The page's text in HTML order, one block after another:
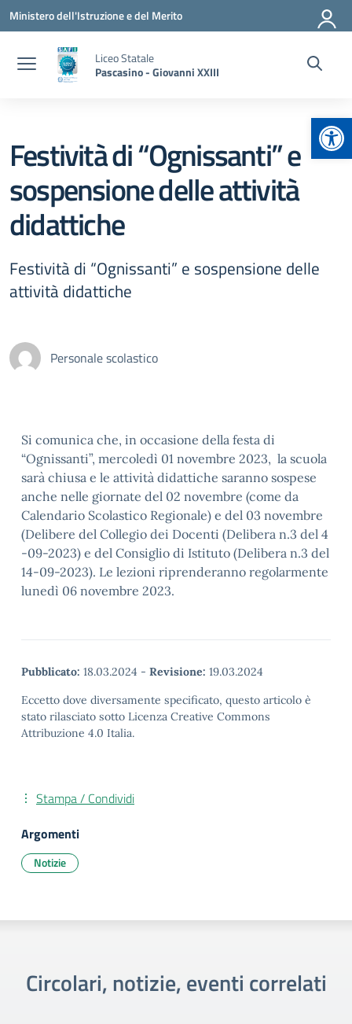
Vai ai contenuti
Vai al menu di navigazione
Vai al footer
Ministero dell'Istruzione e del Merito
Liceo Statale
Pascasino - Giovanni XXIII
Festività di “Ognissanti” e
sospensione delle attività
didattiche
Festività di “Ognissanti” e sospensione delle
attività didattiche
Personale scolastico
Si comunica che, in occasione della festa di
“Ognissanti”, mercoledì 01 novembre 2023, la scuola
sarà chiusa e le attività didattiche saranno sospese
anche nelle giornate del 02 novembre (come da
Calendario Scolastico Regionale) e del 03 novembre
(Delibere del Collegio dei Docenti (Delibera n.3 del 4
-09-2023) e del Consiglio di Istituto (Delibera n.3 del
14-09-2023). Le lezioni riprenderanno regolarmente
lunedì 06 novembre 2023.
Pubblicato: 18.03.2024 - Revisione: 19.03.2024
Eccetto dove diversamente specificato, questo articolo è
stato rilasciato sotto Licenza Creative Commons
Attribuzione 4.0 Italia.
Stampa / Condividi
Argomenti
Notizie
Circolari, notizie, eventi correlati